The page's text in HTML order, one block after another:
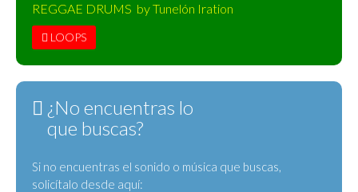
REGGAE DRUMS by Tunelón Iration
LOOPS
¿No encuentras lo
que buscas?
Si no encuentras el sonido o música que buscas,
solicítalo desde aquí: